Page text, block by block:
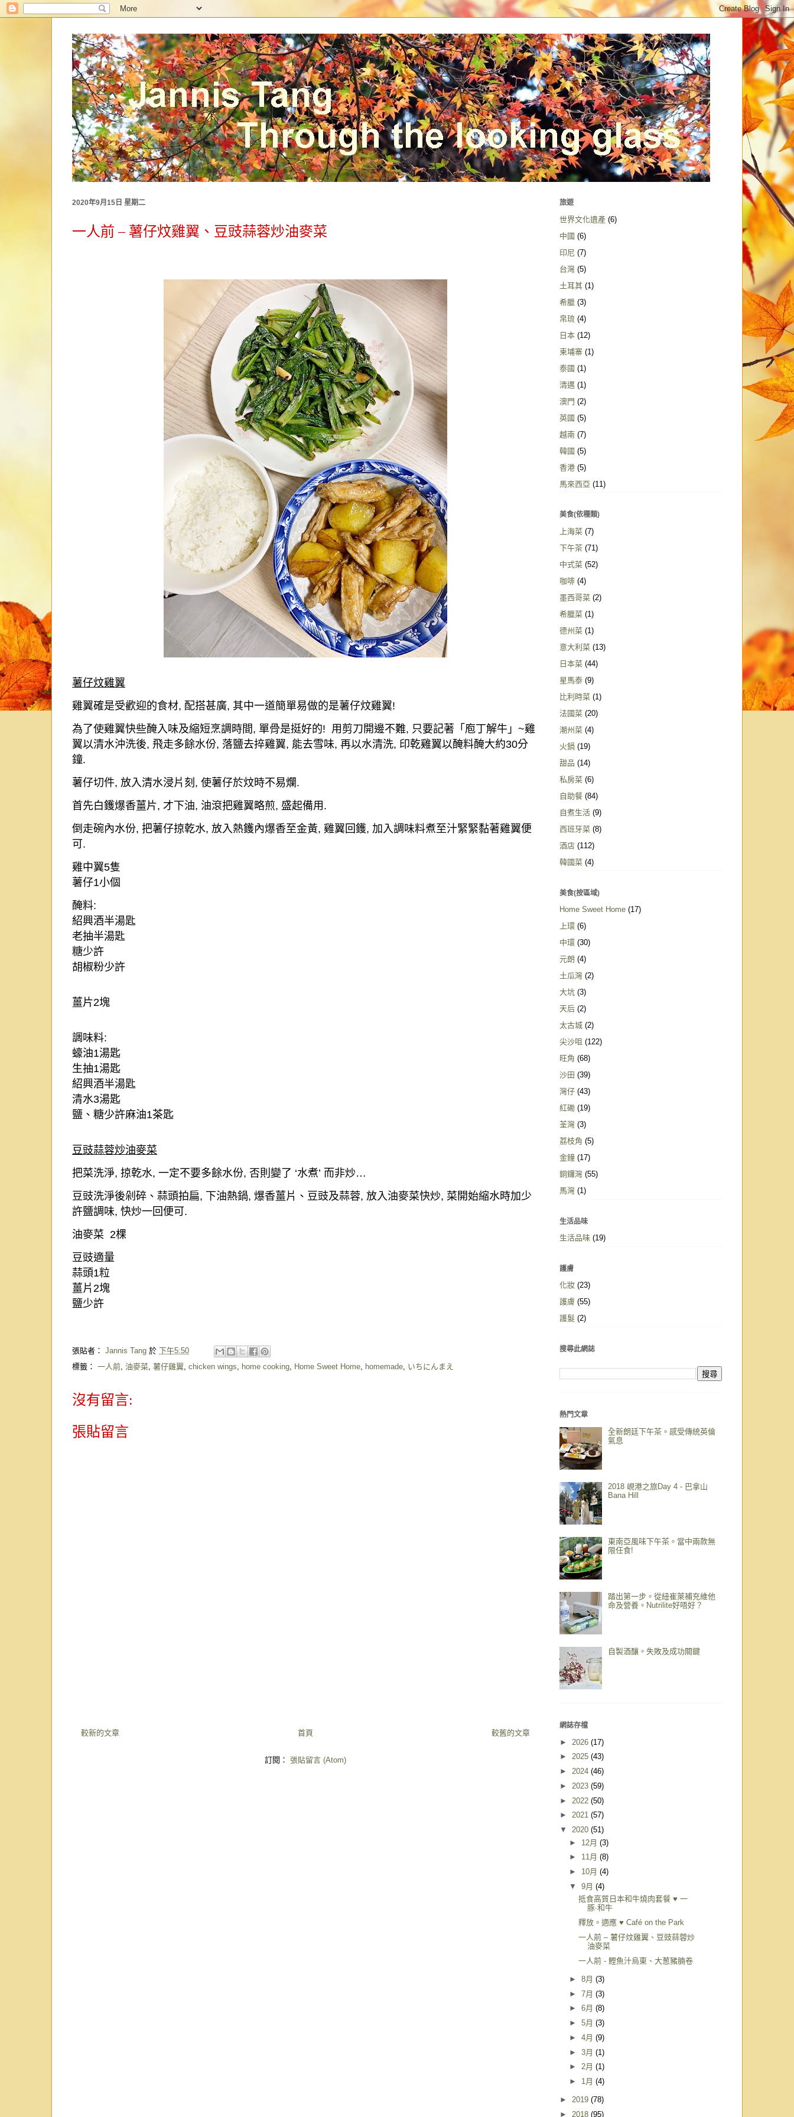
2020年9月15日 星期二
一人前 – 薯仔炆雞翼、豆豉蒜蓉炒油麥菜
薯仔炆雞翼
雞翼確是受歡迎的食材, 配搭甚廣, 其中一道簡單易做的是薯仔炆雞翼!
為了使雞翼快些醃入味及縮短烹調時間, 單骨是挺好的! 用剪刀開邊不難, 只要記著「庖丁解牛」 ~雞
翼以清水沖洗後, 飛走多餘水份, 落鹽去捽雞翼, 能去雪味, 再以水清洗, 印乾雞翼以醃料醃大約30分
鐘.
薯仔切件, 放入清水浸片刻 , 使薯仔於炆時不易爛.
首先白鑊爆香薑片, 才下油, 油滾把雞翼略煎, 盛起備用 .
倒走碗內水份, 把薯仔掠乾水, 放入熱鑊內爆香至金黃, 雞翼回鑊, 加入調味料煮至汁緊緊黏著雞翼便
可.
雞中翼5隻
薯仔1小個
醃料:
紹興酒半湯匙
老抽半湯匙
糖少許
胡椒粉少許
薑片2塊
調味料:
蠔油1湯匙
生抽1湯匙
紹興酒半湯匙
清水3湯匙
鹽、糖少許麻油1茶匙
豆豉蒜蓉炒油麥菜
把菜洗淨, 掠乾水, 一定不要多餘水份, 否則變了 ‘水煮’ 而非炒…
豆豉洗淨後剁碎、蒜頭拍扁, 下油熱鍋, 爆香薑片、豆豉及蒜蓉, 放入油麥菜快炒, 菜開始縮水時加少
許鹽調味, 快炒一回便可.
油麥菜 2棵
豆豉適量
蒜頭1粒
薑片 2塊
鹽少許
張貼者： Jannis Tang 於 下午5:50
標籤： 一人前 油麥菜 薯仔雞翼 chicken wings home cooking Home Sweet Home homemade いちにんまえ
沒有留言:
張貼留言
較新的文章 較舊的文章
首頁
訂閱： 張貼留言 (Atom)
旅遊
世界文化遺產 (6)
中國 (6)
印尼 (7)
台灣 (5)
土耳其 (1)
希臘 (3)
帛琉 (4)
日本 (12)
柬埔寨 (1)
泰國 (1)
清邁 (1)
澳門 (2)
英國 (5)
越南 (7)
韓國 (5)
香港 (5)
馬來西亞 (11)
美食(依種類)
上海菜 (7)
下午茶 (71)
中式菜 (52)
咖啡 (4)
墨西哥菜 (2)
希臘菜 (1)
德州菜 (1)
意大利菜 (13)
日本菜 (44)
星馬泰 (9)
比利時菜 (1)
法國菜 (20)
潮州菜 (4)
火鍋 (19)
甜品 (14)
私房菜 (6)
自助餐 (84)
自煮生活 (9)
西班牙菜 (8)
酒店 (112)
韓國菜 (4)
美食(按區域)
Home Sweet Home (17)
上環 (6)
中環 (30)
元朗 (4)
土瓜灣 (2)
大坑 (3)
天后 (2)
太古城 (2)
尖沙咀 (122)
旺角 (68)
沙田 (39)
灣仔 (43)
紅磡 (19)
荃灣 (3)
荔枝角 (5)
金鐘 (17)
銅鑼灣 (55)
馬灣 (1)
生活品味
生活品味 (19)
護膚
化妝 (23)
護膚 (55)
護髮 (2)
搜尋此網誌
熱門文章
全新朗廷下午茶。感受傳統英倫
氣息
2018 峴港之旅Day 4 - 巴拿山
Bana Hill
東南亞風味下午茶。當中兩款無
限任食!
踏出第一步。從紐崔萊補充維他
命及營養。Nutrilite好唔好？
自製酒釀。失敗及成功關鍵
網誌存檔
► 2026 (17)
► 2025 (43)
► 2024 (46)
► 2023 (59)
► 2022 (50)
► 2021 (57)
▼ 2020 (51)
► 12月 (3)
► 11月 (8)
► 10月 (4)
▼ 9月 (4)
抵食高質日本和牛燒肉套餐 ♥ 一
豚‧和牛
釋放。適應 ♥ Café on the Park
一人前 – 薯仔炆雞翼、豆豉蒜蓉炒
油麥菜
一人前 - 鰹魚汁烏東、大葱豬腩卷
► 8月 (3)
► 7月 (3)
► 6月 (8)
► 5月 (3)
► 4月 (9)
► 3月 (1)
► 2月 (1)
► 1月 (4)
► 2019 (78)
► 2018 (95)